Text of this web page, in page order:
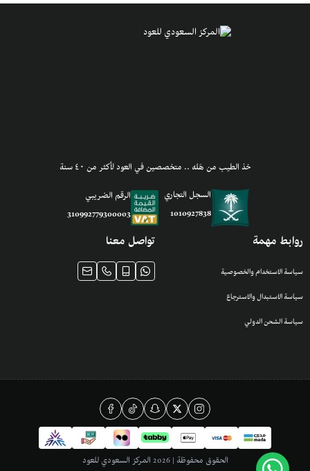
خذ الطيب من هَله .. متخصصين في العود لأكثر من ٤٠ سنة
السجل التجاري
1010927838
الرقم الضريبي
310992779300003
روابط مهمة
سياسة الاستخدام والخصوصية
سياسة الاستبدال والاسترجاع
سياسة الشحن الدولي
تواصل معنا
الحقوق محفوظة | 2026 المركز السعودي للعود